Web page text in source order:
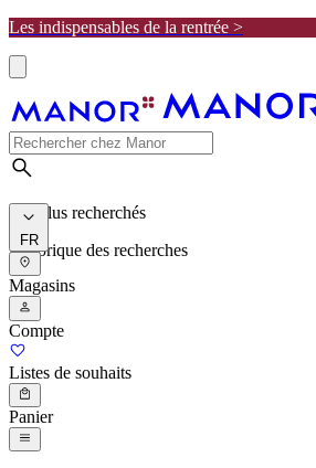
Les indispensables de la rentrée >
Les plus recherchés
Historique des recherches
FR
Magasins
Compte
Listes de souhaits
Panier